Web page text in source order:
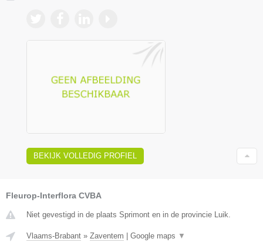
BEKIJK VOLLEDIG PROFIEL
Fleurop-Interflora CVBA
Niet gevestigd in de plaats Sprimont en in de provincie Luik.
Vlaams-Brabant » Zaventem | Google maps ▼